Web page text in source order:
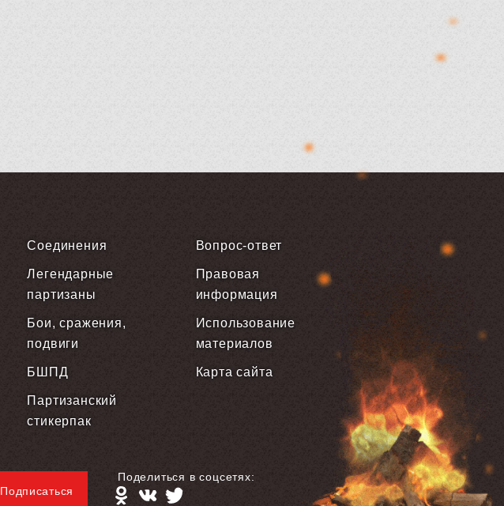
Соединения
Легендарные
партизаны
Бои, сражения,
подвиги
БШПД
Партизанский
стикерпак
Вопрос-ответ
Правовая
информация
Использование
материалов
Карта сайта
Подписаться
Поделиться в соцсетях: